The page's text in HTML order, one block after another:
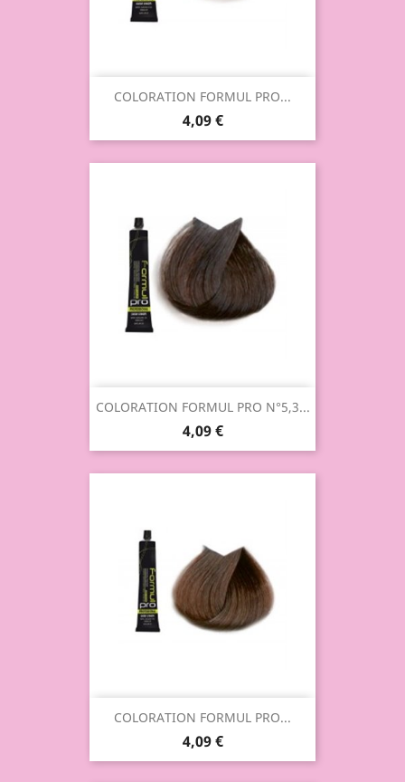
COLORATION FORMUL PRO...
4,09 €
COLORATION FORMUL PRO N°5,3...
4,09 €
COLORATION FORMUL PRO...
4,09 €